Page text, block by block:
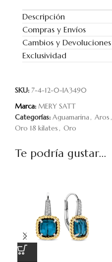
Descripción
Compras y Envíos
Cambios y Devoluciones
Exclusividad
SKU: 7-4-12-0-IA3490
Categorías: Aguamarina, Aros,
Oro 18 kilates, Oro
Marca: MERY SATT
Te podría gustar...